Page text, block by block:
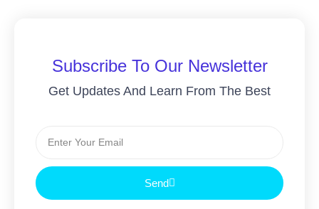
Subscribe To Our Newsletter
Get Updates And Learn From The Best
Send